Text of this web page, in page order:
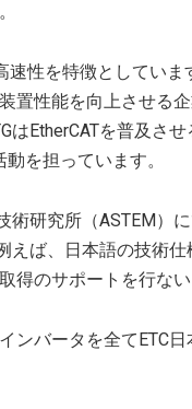
性を特徴としていま
性能を向上させる
EtherCATを普及さ
を担っています。
研究所（ASTEM）
ば、日本語の技術
得のサポートを行ない
ンバータを全てETC